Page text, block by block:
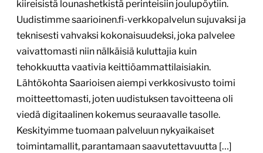
kiireisistä lounashetkistä perinteisiin joulupöytiin.
Uudistimme saarioinen.fi-verkkopalvelun sujuvaksi ja
teknisesti vahvaksi kokonaisuudeksi, joka palvelee
vaivattomasti niin nälkäisiä kuluttajia kuin
tehokkuutta vaativia keittiöammattilaisiakin.
Lähtökohta Saarioisen aiempi verkkosivusto toimi
moitteettomasti, joten uudistuksen tavoitteena oli
viedä digitaalinen kokemus seuraavalle tasolle.
Keskityimme tuomaan palveluun nykyaikaiset
toimintamallit, parantamaan saavutettavuutta […]